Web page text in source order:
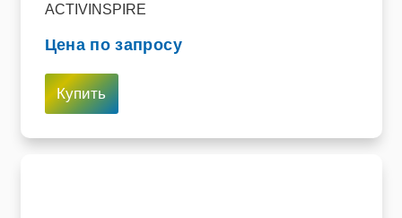
ACTIVINSPIRE
Цена по запросу
Купить